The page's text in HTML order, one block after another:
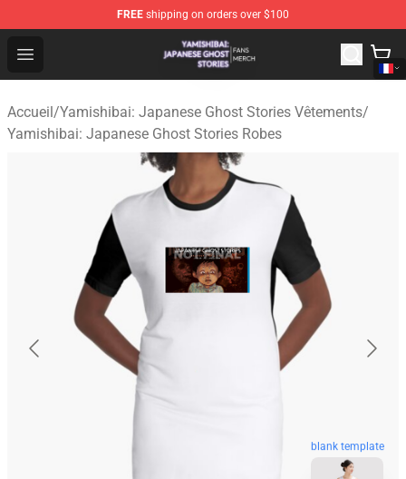
FREE shipping on orders over $100
Open menu
Yamishibai: Japanese Ghost Stories Shop - Official
Accueil/Yamishibai: Japanese Ghost Stories Vêtements/
Yamishibai: Japanese Ghost Stories Robes
blank template